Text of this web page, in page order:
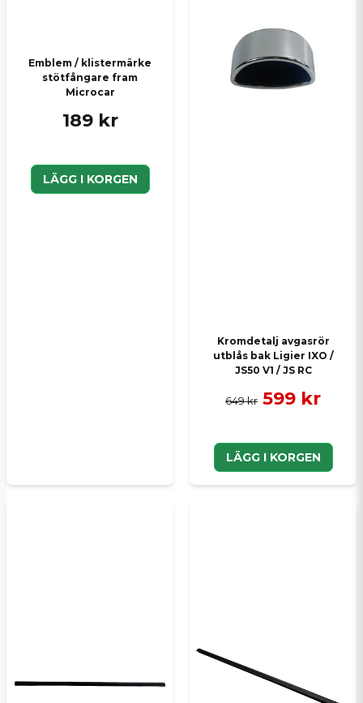
Emblem / klistermärke
stötfångare fram
Microcar
189 kr
LÄGG I KORGEN
Kromdetalj avgasrör
utblås bak Ligier IXO /
JS50 V1 / JS RC
649 kr 599 kr
LÄGG I KORGEN